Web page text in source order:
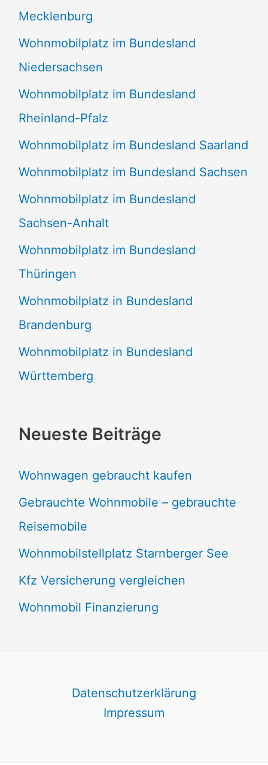
Mecklenburg
Wohnmobilplatz im Bundesland
Niedersachsen
Wohnmobilplatz im Bundesland
Rheinland-Pfalz
Wohnmobilplatz im Bundesland Saarland
Wohnmobilplatz im Bundesland Sachsen
Wohnmobilplatz im Bundesland
Sachsen-Anhalt
Wohnmobilplatz im Bundesland
Thüringen
Wohnmobilplatz in Bundesland
Brandenburg
Wohnmobilplatz in Bundesland
Württemberg
Neueste Beiträge
Wohnwagen gebraucht kaufen
Gebrauchte Wohnmobile – gebrauchte
Reisemobile
Wohnmobilstellplatz Starnberger See
Kfz Versicherung vergleichen
Wohnmobil Finanzierung
Datenschutzerklärung
Impressum